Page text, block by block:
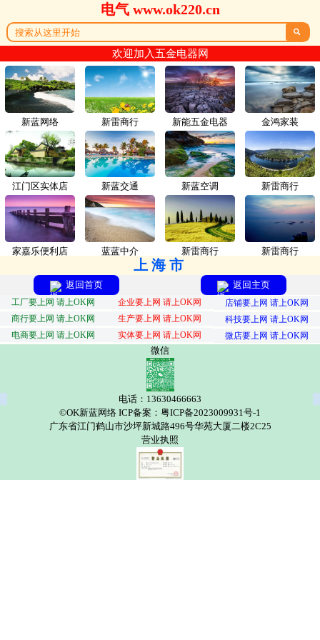
电气 www.ok220.cn

欢迎加入五金电器网
新蓝网络 新雷商行
江门区实体店 新蓝交通
家嘉乐便利店 蓝蓝中介
新能五金电器 金鸿家装
新蓝空调 新雷商行
新雷商行 新雷商行
上海市
返回首页 返回主页
工厂要上网 请上OK网 企业要上网 请上OK网
店铺要上网 请上OK网
商行要上网 请上OK网
生产要上网 请上OK网
科技要上网 请上OK网
电商要上网 请上OK网
实体要上网 请上OK网 微店要上网 请上OK网
微信
电话：13630466663
©OK新蓝网络 ICP备案：粤ICP备2023009931号-1
广东省江门鹤山市沙坪新城路496号华苑大厦二楼2C25
营业执照